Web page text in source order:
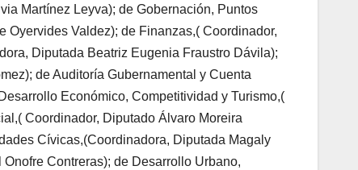
Martínez Leyva); de Gobernación, Puntos
Valdez); de Finanzas,( Coordinador,
Diputada Beatriz Eugenia Fraustro Dávila);
de Auditoría Gubernamental y Cuenta
Económico, Competitividad y Turismo,(
Coordinador, Diputado Álvaro Moreira
Cívicas,(Coordinadora, Diputada Magaly
Contreras); de Desarrollo Urbano,